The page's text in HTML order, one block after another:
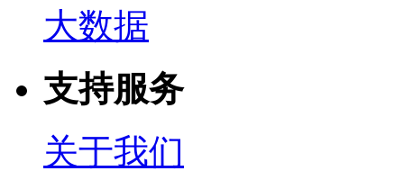
大数据
支持服务
关于我们